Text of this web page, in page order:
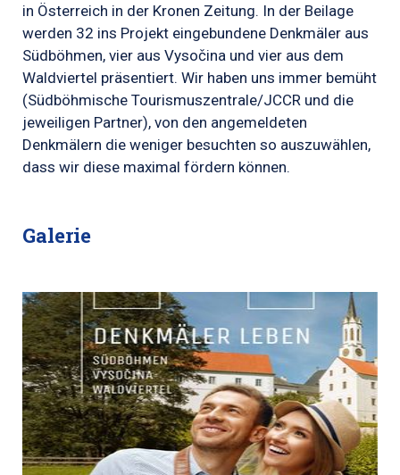
in Österreich in der Kronen Zeitung. In der Beilage
werden 32 ins Projekt eingebundene Denkmäler aus
Südböhmen, vier aus Vysočina und vier aus dem
Waldviertel präsentiert. Wir haben uns immer bemüht
(Südböhmische Tourismuszentrale/JCCR und die
jeweiligen Partner), von den angemeldeten
Denkmälern die weniger besuchten so auszuwählen,
dass wir diese maximal fördern können.
Galerie